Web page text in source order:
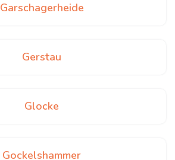
Garschagerheide
Gerstau
Glocke
Gockelshammer